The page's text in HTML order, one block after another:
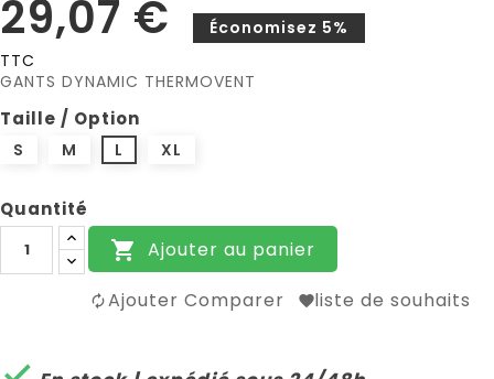
29,07 €
Économisez 5%
TTC
GANTS DYNAMIC THERMOVENT
Taille / Option
S M L XL
Quantité
 Ajouter au panier
Ajouter Comparer liste de souhaits